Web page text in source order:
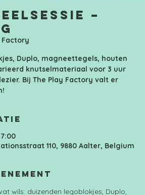
–
Factory
Duplo, magneettegels, houten
knutselmateriaal voor 3 uur
Bij The Play Factory valt er
110, 9880 Aalter, Belgium
wils: duizenden legoblokjes, Duplo,